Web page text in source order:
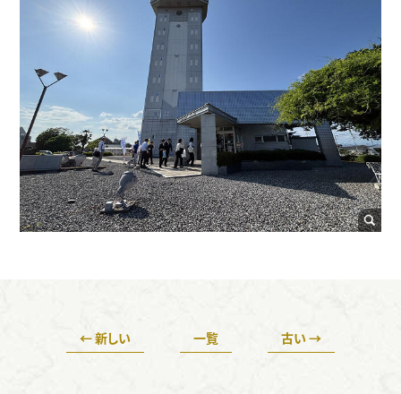
← 新しい 一覧 古い →